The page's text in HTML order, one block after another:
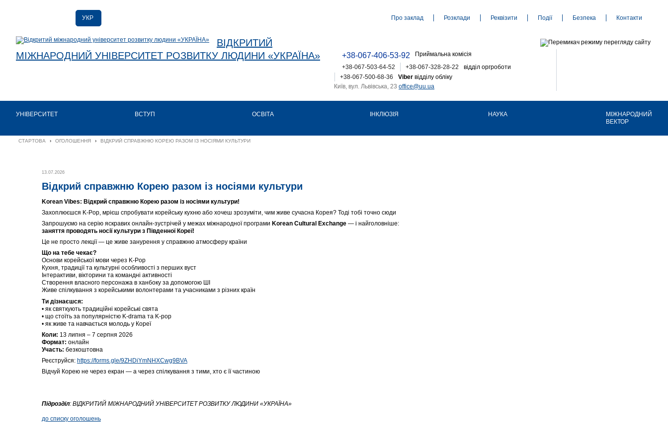
УКР
ENG
Про заклад Розклади Реквізити Події Безпека Контакти
ВІДКРИТИЙ
МІЖНАРОДНИЙ УНІВЕРСИТЕТ РОЗВИТКУ ЛЮДИНИ «УКРАЇНА»
+38-067-406-53-92
Приймальна комісія
відділ оргроботи
+38-067-503-64-52
+38-067-328-28-22
Viber відділу обліку
+38-067-500-68-36
Київ, вул. Львівська, 23 office@uu.ua
УНІВЕРСИТЕТ ВСТУП ОСВІТА ІНКЛЮЗІЯ НАУКА
МІЖНАРОДНИЙ
ВЕКТОР
СТАРТОВА › ОГОЛОШЕННЯ › ВІДКРИЙ СПРАВЖНЮ КОРЕЮ РАЗОМ ІЗ НОСІЯМИ КУЛЬТУРИ
13.07.2026
Відкрий справжню Корею разом із носіями культури
Korean Vibes: Відкрий справжню Корею разом із носіями культури!
Захоплюєшся K-Pop, мрієш спробувати корейську кухню або хочеш зрозуміти, чим живе сучасна Корея? Тоді тобі точно сюди
Запрошуємо на серію яскравих онлайн-зустрічей у межах міжнародної програми Korean Cultural Exchange— і найголовніше:
заняття проводять носії культури з Південної Кореї!
Це не просто лекції — це живе занурення у справжню атмосферу країни
Що на тебе чекає?
Основи корейської мови через K-Pop
Кухня, традиції та культурні особливості з перших вуст
Інтерактиви, вікторини та командні активності
Створення власного персонажа в ханбоку за допомогою ШІ
Живе спілкування з корейськими волонтерами та учасниками з різних країн
Ти дізнаєшся:
• як святкують традиційні корейські свята
• що стоїть за популярністю K-drama та K-pop
• як живе та навчається молодь у Кореї
Коли: 13 липня – 7 серпня 2026
Формат: онлайн
Участь: безкоштовна
Реєструйся: https://forms.gle/9ZHDiYmNHXCwg9BVA
Відчуй Корею не через екран — а через спілкування з тими, хто є її частиною
Підрозділ: ВІДКРИТИЙ МІЖНАРОДНИЙ УНІВЕРСИТЕТ РОЗВИТКУ ЛЮДИНИ «УКРАЇНА»
до списку оголошень